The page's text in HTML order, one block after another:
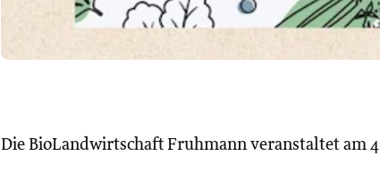
Die BioLandwirtschaft Fruhmann veranstaltet am